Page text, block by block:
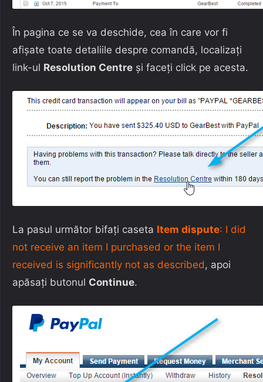
În pagina ce se va deschide, cea în care vor fi
afișate toate detaliile despre comandă, localizați
link-ul Resolution Centre și faceți click pe acesta.
La pasul următor bifați caseta Item dispute: I did
not receive an item I purchased or the item I
received is significantly not as described , apoi
apăsați butonul Continue.